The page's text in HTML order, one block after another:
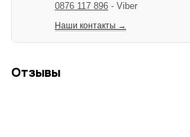
0876 117 896 - Viber
Наши контакты →
Отзывы